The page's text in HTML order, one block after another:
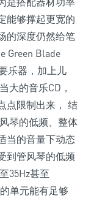
能够撑起更宽的
的深度仍然给笔
Green Blade
乐器，加上儿
大的音乐CD，
点限制出来， 结
琴的低频、整体
当的音量下动态
到管风琴的低频
35Hz甚至
单元能有足够